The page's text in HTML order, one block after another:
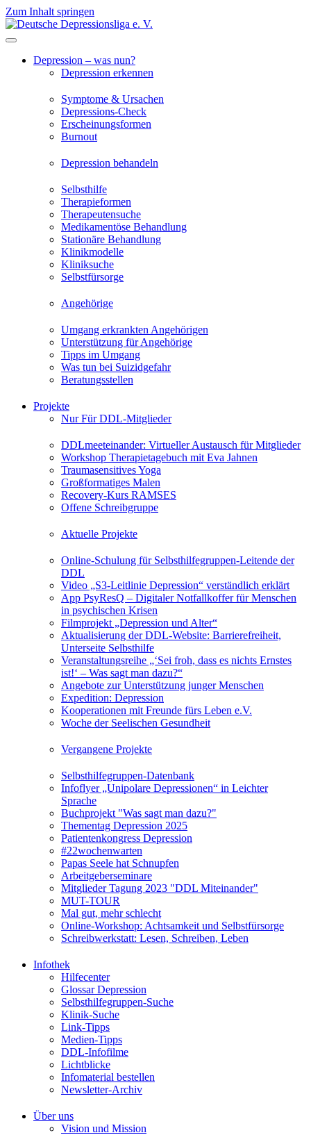
Zum Inhalt springen
Depression – was nun?
Depression erkennen
Symptome & Ursachen
Depressions-Check
Erscheinungsformen
Burnout
Depression behandeln
Selbsthilfe
Therapieformen
Therapeutensuche
Medikamentöse Behandlung
Stationäre Behandlung
Klinikmodelle
Kliniksuche
Selbstfürsorge
Angehörige
Umgang erkrankten Angehörigen
Unterstützung für Angehörige
Tipps im Umgang
Was tun bei Suizidgefahr
Beratungsstellen
Projekte
Nur Für DDL-Mitglieder
DDLmeeteinander: Virtueller Austausch für Mitglieder
Workshop Therapietagebuch mit Eva Jahnen
Traumasensitives Yoga
Großformatiges Malen
Recovery-Kurs RAMSES
Offene Schreibgruppe
Aktuelle Projekte
Online-Schulung für Selbsthilfegruppen-Leitende der
DDL
Video „S3-Leitlinie Depression“ verständlich erklärt
App PsyResQ – Digitaler Notfallkoffer für Menschen
in psychischen Krisen
Filmprojekt „Depression und Alter“
Aktualisierung der DDL-Website: Barrierefreiheit,
Unterseite Selbsthilfe
Veranstaltungsreihe „‘Sei froh, dass es nichts Ernstes
ist!‘ – Was sagt man dazu?“
Angebote zur Unterstützung junger Menschen
Expedition: Depression
Kooperationen mit Freunde fürs Leben e.V.
Woche der Seelischen Gesundheit
Vergangene Projekte
Selbsthilfegruppen-Datenbank
Infoflyer „Unipolare Depressionen“ in Leichter
Sprache
Buchprojekt "Was sagt man dazu?"
Thementag Depression 2025
Patientenkongress Depression
#22wochenwarten
Papas Seele hat Schnupfen
Arbeitgeberseminare
Mitglieder Tagung 2023 "DDL Miteinander"
MUT-TOUR
Mal gut, mehr schlecht
Online-Workshop: Achtsamkeit und Selbstfürsorge
Schreibwerkstatt: Lesen, Schreiben, Leben
Infothek
Hilfecenter
Glossar Depression
Selbsthilfegruppen-Suche
Klinik-Suche
Link-Tipps
Medien-Tipps
DDL-Infofilme
Lichtblicke
Infomaterial bestellen
Newsletter-Archiv
Über uns
Vision und Mission